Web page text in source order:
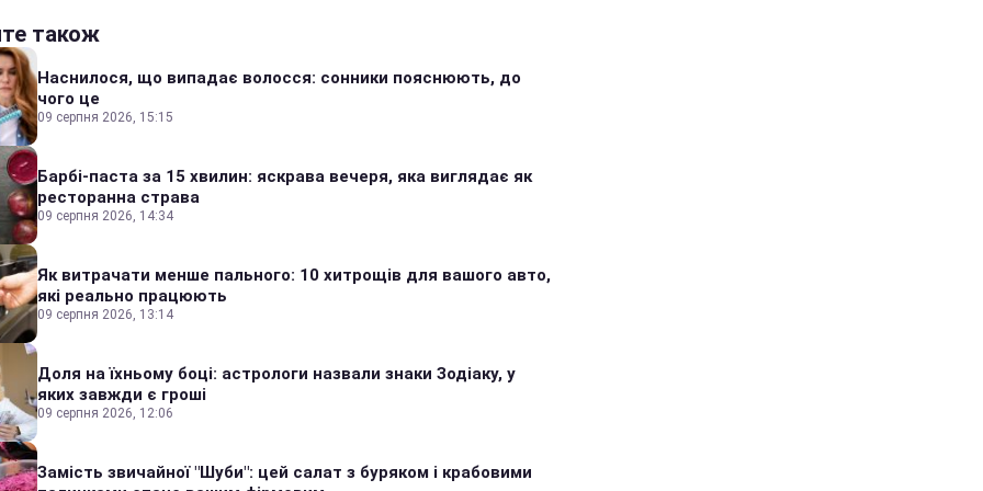
також
Наснилося, що випадає волосся: сонники пояснюють, до
чого це
09 серпня 2026, 15:15
Барбі-паста за 15 хвилин: яскрава вечеря, яка виглядає як
ресторанна страва
09 серпня 2026, 14:34
Як витрачати менше пального: 10 хитрощів для вашого авто,
які реально працюють
09 серпня 2026, 13:14
Доля на їхньому боці: астрологи назвали знаки Зодіаку, у
яких завжди є гроші
09 серпня 2026, 12:06
Замість звичайної "Шуби": цей салат з буряком і крабовими